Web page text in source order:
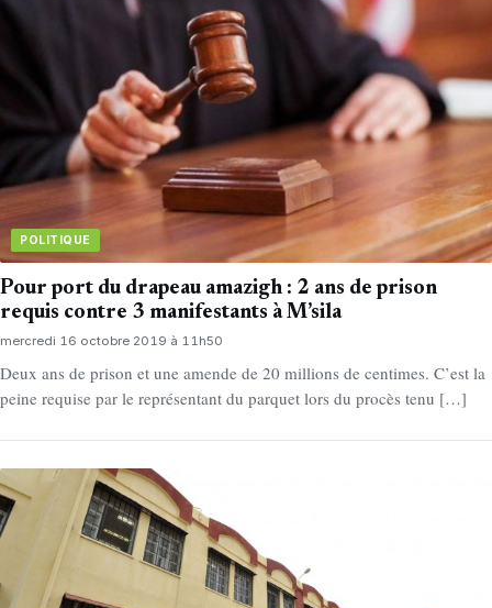
POLITIQUE
Pour port du drapeau amazigh : 2 ans de prison
requis contre 3 manifestants à M’sila
mercredi 16 octobre 2019 à 11h50
Deux ans de prison et une amende de 20 millions de centimes. C’est la
peine requise par le représentant du parquet lors du procès tenu […]